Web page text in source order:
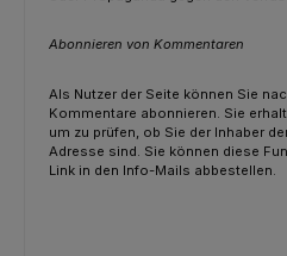
Abonnieren von Kommentaren
Als Nutzer der Seite können Sie
Kommentare abonnieren. Sie
um zu prüfen, ob Sie der Inhaber
Adresse sind. Sie können diese
Link in den Info-Mails abbestellen.